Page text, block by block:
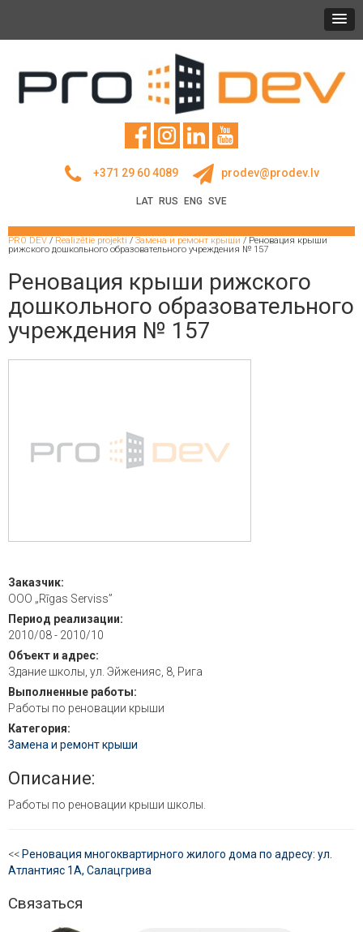
+371 29 60 4089 prodev@prodev.lv
LAT RUS ENG SVE
PRO DEV / Realizētie projekti / Замена и ремонт крыши / Реновация крыши
рижского дошкольного образовательного учреждения № 157
Реновация крыши рижского
дошкольного образовательного
учреждения № 157
Заказчик:
OOO „Rīgas Serviss”
Период реализации:
2010/08 - 2010/10
Объект и адрес:
Здание школы, ул. Эйженияс, 8, Рига
Выполненные работы:
Работы по реновации крыши
Категория:
Замена и ремонт крыши
Описание:
Работы по реновации крыши школы.
<< Реновация многоквартирного жилого дома по адресу: ул.
Атлантияс 1А, Салацгрива
Связаться